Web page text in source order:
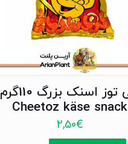
چی توز اسنک بزرگ 110گرم
Cheetoz käse snack
2,50€